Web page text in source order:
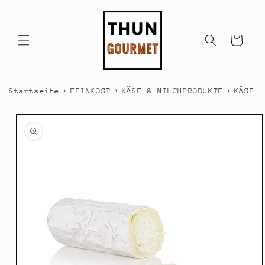
Warenkorb
Startseite › FEINKOST › KÄSE & MILCHPRODUKTE › KÄSE